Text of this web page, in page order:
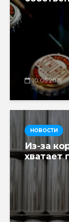
10.05.2019
НОВОСТИ
Из-за
хватает